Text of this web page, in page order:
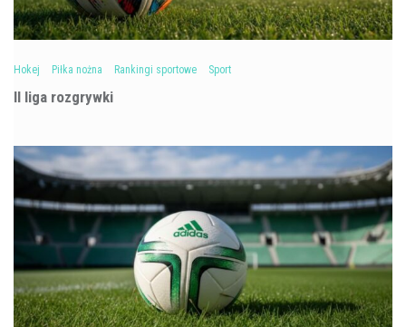
Hokej Piłka nożna Rankingi sportowe Sport
II liga rozgrywki